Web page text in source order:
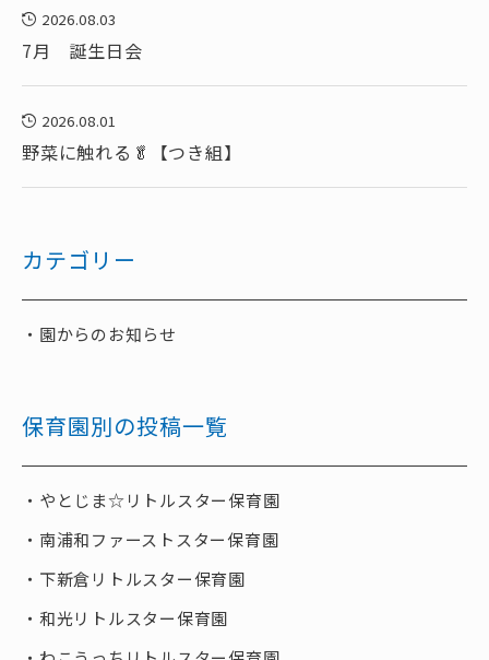
2026.08.03
7月 誕生日会
2026.08.01
野菜に触れる🥬【つき組】
カテゴリー
園からのお知らせ
保育園別の投稿一覧
やとじま☆リトルスター保育園
南浦和ファーストスター保育園
下新倉リトルスター保育園
和光リトルスター保育園